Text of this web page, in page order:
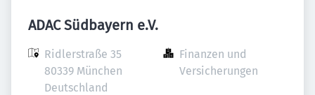
ADAC Südbayern e.V.
Ridlerstraße 35
80339 München
Deutschland
Finanzen und
Versicherungen